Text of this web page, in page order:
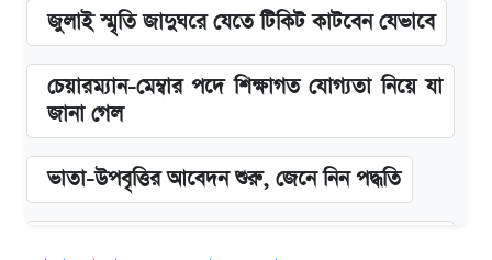
জুলাই স্মৃতি জাদুঘরে যেতে টিকিট কাটবেন যেভাবে
চেয়ারম্যান-মেম্বার পদে শিক্ষাগত যোগ্যতা নিয়ে যা
জানা গেল
ভাতা-উপবৃত্তির আবেদন শুরু, জেনে নিন পদ্ধতি